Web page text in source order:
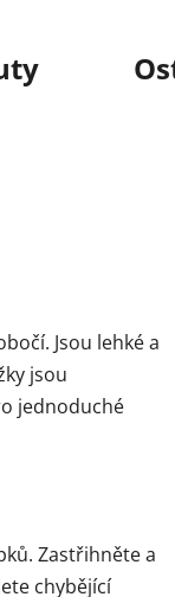
Jsou lehké a
jsou
jednoduché
Zastřihněte a
chybějící